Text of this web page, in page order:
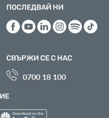
ПОСЛЕДВАЙ НИ
СВЪРЖИ СЕ С НАС
0700 18 100